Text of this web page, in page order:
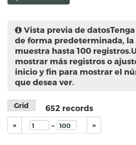
Vista previa de datos
de forma predeterminada, la
muestra hasta 100
mostrar más registros o
inicio y fin para mostrar el
que desea ver.
Grid 652 records
« – »